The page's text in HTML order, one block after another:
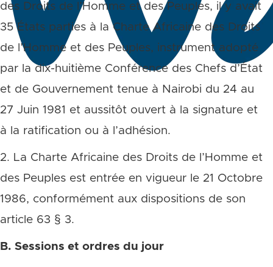
des Droits de l’Homme et des Peuples, il y avait
35 États parties à la Charte Africaine des Droits
de l’Homme et des Peuples, instrument adopté
par la dix-huitième Conférence des Chefs d’État
et de Gouvernement tenue à Nairobi du 24 au
27 Juin 1981 et aussitôt ouvert à la signature et
à la ratification ou à l’adhésion.
2. La Charte Africaine des Droits de l’Homme et
des Peuples est entrée en vigueur le 21 Octobre
1986, conformément aux dispositions de son
article 63 § 3.
B. Sessions et ordres du jour